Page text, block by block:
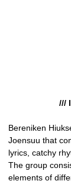
///
Bereniken
Joensuu that
lyrics, catchy
The group
elements of